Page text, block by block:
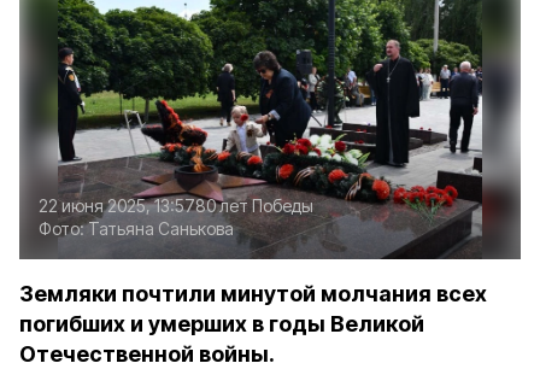
22 июня 2025, 13:5780 лет Победы
Фото:Татьяна Санькова
Земляки почтили минутой молчания всех
погибших и умерших в годы Великой
Отечественной войны.